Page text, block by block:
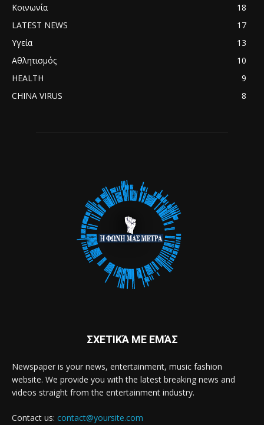
Κοινωνία
18
LATEST NEWS
17
Υγεία
13
Αθλητισμός
10
HEALTH
9
CHINA VIRUS
8
ΣΧΕΤΙΚΆ ΜΕ ΕΜΆΣ
Newspaper is your news, entertainment, music fashion
website. We provide you with the latest breaking news and
videos straight from the entertainment industry.
Contact us: contact@yoursite.com